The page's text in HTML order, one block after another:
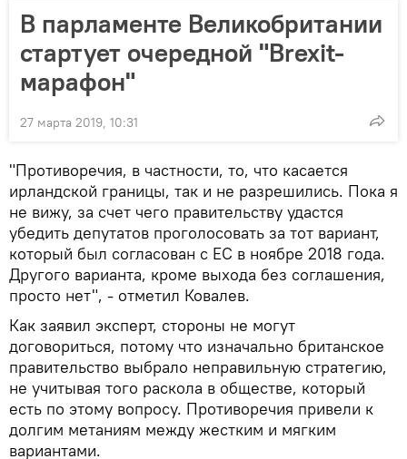
В парламенте Великобритании
стартует очередной "Brexit-
марафон"
27 марта 2019, 10:31
"Противоречия, в частности, то, что касается
ирландской границы, так и не разрешились. Пока я
не вижу, за счет чего правительству удастся
убедить депутатов проголосовать за тот вариант,
который был согласован с ЕС в ноябре 2018 года.
Другого варианта, кроме выхода без соглашения,
просто нет", - отметил Ковалев.
Как заявил эксперт, стороны не могут
договориться, потому что изначально британское
правительство выбрало неправильную стратегию,
не учитывая того раскола в обществе, который
есть по этому вопросу. Противоречия привели к
долгим метаниям между жестким и мягким
вариантами.